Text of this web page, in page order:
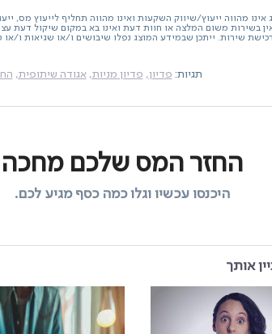
אינו מהווה ייעוץ/שיווק השקעות ואינו מהווה תחליף לייעוץ מס,
בשירות משום המלצה או חוות דעת ואינו בא במקום שיקול
שירות. ייתכן שבמידע המוצג נפלו שיבושים ו/או שגיאות ו/
תגיות: פדיון, פדיון מניות, אגודה שיתופית,
החזר המס שלכם מחכה
היכנסו עכשיו וגלו כמה כסף מגיע לכם.
אותך